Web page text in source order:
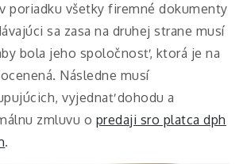
poriadku všetky firemné dokumenty
sa zasa na druhej strane musí
bola jeho spoločnosť, ktorá je na
Následne musí
vyjednať dohodu a
zmluvu o predaji sro platca dph
.